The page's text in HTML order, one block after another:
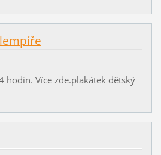
hodin. Více zde.plakátek dětský